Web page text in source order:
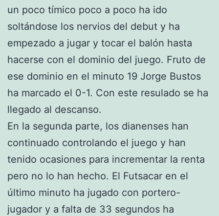
un poco tímico poco a poco ha ido
soltándose los nervios del debut y ha
empezado a jugar y tocar el balón hasta
hacerse con el dominio del juego. Fruto de
ese dominio en el minuto 19 Jorge Bustos
ha marcado el 0-1. Con este resulado se ha
llegado al descanso.
En la segunda parte, los dianenses han
continuado controlando el juego y han
tenido ocasiones para incrementar la renta
pero no lo han hecho. El Futsacar en el
último minuto ha jugado con portero-
jugador y a falta de 33 segundos ha